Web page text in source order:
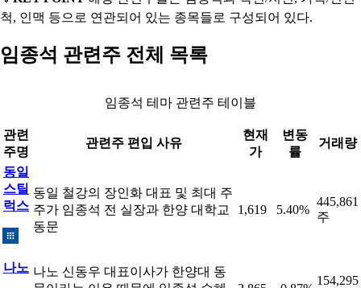
척, 인맥 등으로 연관되어 있는 종목들로 구성되어 있다.
임종석 관련주 전체 목록
임종석 테마 관련주 테이블
관련
주명
관련주 편입 사유
현재
가
변동
률
거래량
동일
스틸
럭스
동일 철강의 장인화 대표 및 최대 주
주가 임종석 전 실장과 한양 대학교
동문
1,619 5.40%
445,861
주
나노 나노 신동우 대표이사가 한양대 동
154,295